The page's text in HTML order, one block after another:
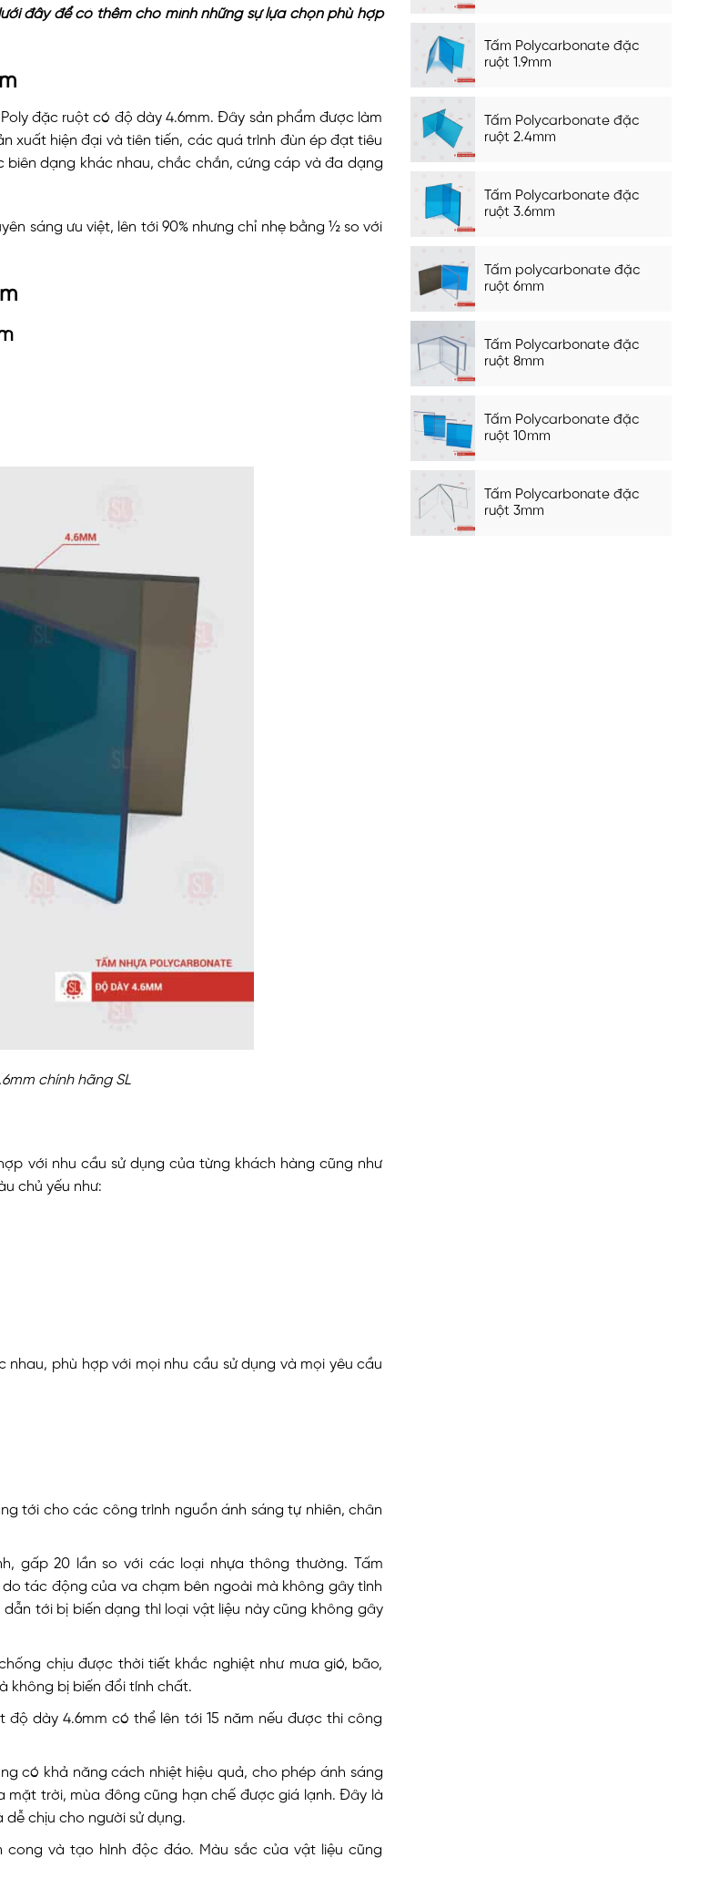
đây để có thêm cho mình những sự lựa chọn phù hợp
đặc ruột có độ dày 4.6mm. Đây sản phẩm được làm
xuất hiện đại và tiên tiến, các quá trình đùn ép đạt tiêu
dạng khác nhau, chắc chắn, cứng cáp và đa dạng
sáng ưu việt, lên tới 90% nhưng chỉ nhẹ bằng ½ so với
chính hãng SL
với nhu cầu sử dụng của từng khách hàng cũng như
chủ yếu như:
phù hợp với mọi nhu cầu sử dụng và mọi yêu cầu
tới cho các công trình nguồn ánh sáng tự nhiên, chân
gấp 20 lần so với các loại nhựa thông thường. Tấm
tác động của va chạm bên ngoài mà không gây tình
tới bị biến dạng thì loại vật liệu này cũng không gây
chịu được thời tiết khắc nghiệt như mưa gió, bão,
không bị biến đổi tính chất.
dày 4.6mm có thể lên tới 15 năm nếu được thi công
có khả năng cách nhiệt hiệu quả, cho phép ánh sáng
mặt trời, mùa đông cũng hạn chế được giá lạnh. Đây là
chịu cho người sử dụng.
cong và tạo hình độc đáo. Màu sắc của vật liệu cũng
Tấm Polycarbonate đặc
ruột 1.9mm
Tấm Polycarbonate đặc
ruột 2.4mm
Tấm Polycarbonate đặc
ruột 3.6mm
Tấm polycarbonate đặc
ruột 6mm
Tấm Polycarbonate đặc
ruột 8mm
Tấm Polycarbonate đặc
ruột 10mm
Tấm Polycarbonate đặc
ruột 3mm